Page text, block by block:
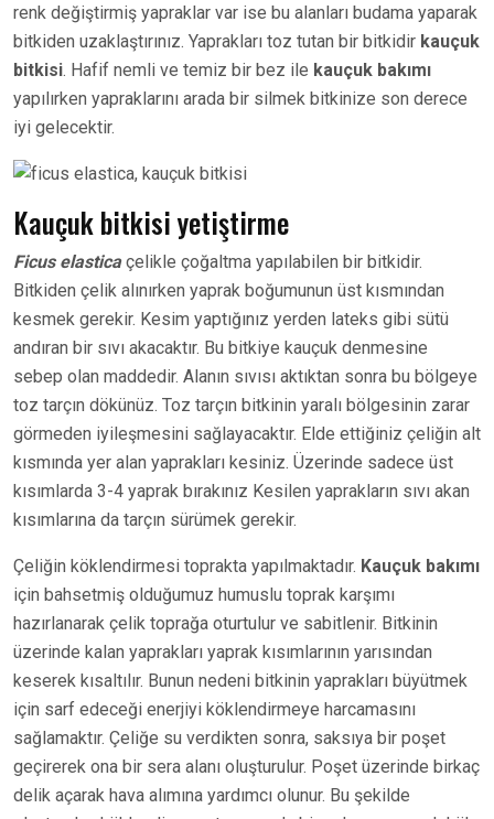
renk değiştirmiş yapraklar var ise bu alanları budama yaparak
bitkiden uzaklaştırınız. Yaprakları toz tutan bir bitkidir kauçuk
bitkisi. Hafif nemli ve temiz bir bez ile kauçuk bakımı
yapılırken yapraklarını arada bir silmek bitkinize son derece
iyi gelecektir.
Kauçuk bitkisi yetiştirme
Ficus elasticaçelikle çoğaltma yapılabilen bir bitkidir.
Bitkiden çelik alınırken yaprak boğumunun üst kısmından
kesmek gerekir. Kesim yaptığınız yerden lateks gibi sütü
andıran bir sıvı akacaktır. Bu bitkiye kauçuk denmesine
sebep olan maddedir. Alanın sıvısı aktıktan sonra bu bölgeye
toz tarçın dökünüz. Toz tarçın bitkinin yaralı bölgesinin zarar
görmeden iyileşmesini sağlayacaktır. Elde ettiğiniz çeliğin alt
kısmında yer alan yaprakları kesiniz. Üzerinde sadece üst
kısımlarda 3-4 yaprak bırakınız Kesilen yaprakların sıvı akan
kısımlarına da tarçın sürümek gerekir.
Çeliğin köklendirmesi toprakta yapılmaktadır. Kauçuk bakımı
için bahsetmiş olduğumuz humuslu toprak karşımı
hazırlanarak çelik toprağa oturtulur ve sabitlenir. Bitkinin
üzerinde kalan yaprakları yaprak kısımlarının yarısından
keserek kısaltılır. Bunun nedeni bitkinin yaprakları büyütmek
için sarf edeceği enerjiyi köklendirmeye harcamasını
sağlamaktır. Çeliğe su verdikten sonra, saksıya bir poşet
geçirerek ona bir sera alanı oluşturulur. Poşet üzerinde birkaç
delik açarak hava alımına yardımcı olunur. Bu şekilde